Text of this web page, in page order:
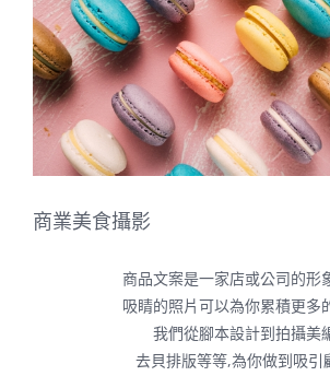
商業美食攝影
商品文案是一家店或公司的形
吸睛的照片可以為你累積更多
我們從腳本設計到拍攝美
去貝排版等等,為你做到吸引